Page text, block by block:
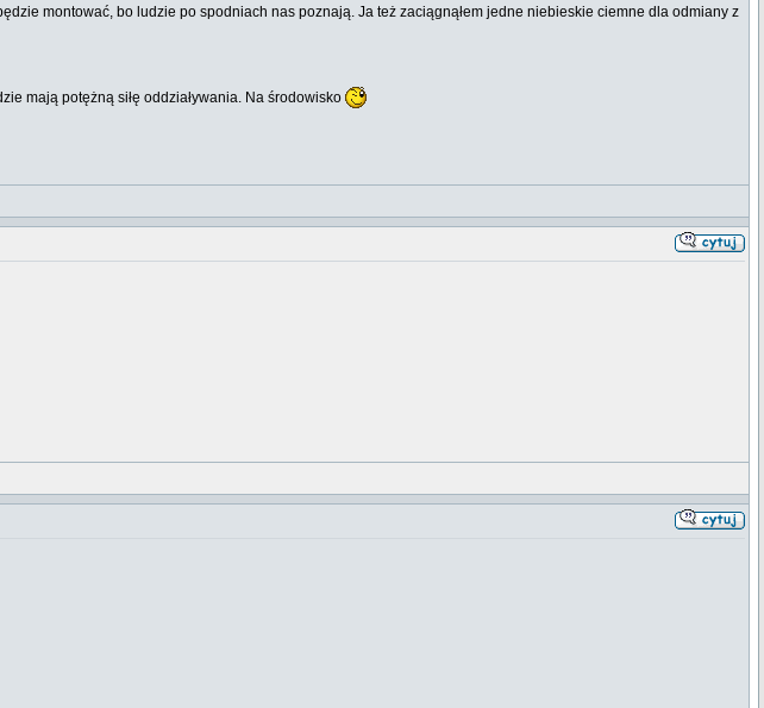
montować, bo ludzie po spodniach nas poznają. Ja też zaciągnąłem jedne niebieskie ciemne dla odmiany z
mają potężną siłę oddziaływania. Na środowisko